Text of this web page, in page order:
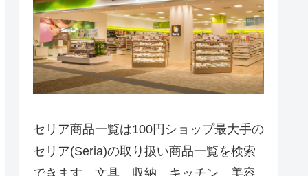
セリア商品一覧は100円ショップ最大手の
セリア(Seria)の取り扱い商品一覧を検索